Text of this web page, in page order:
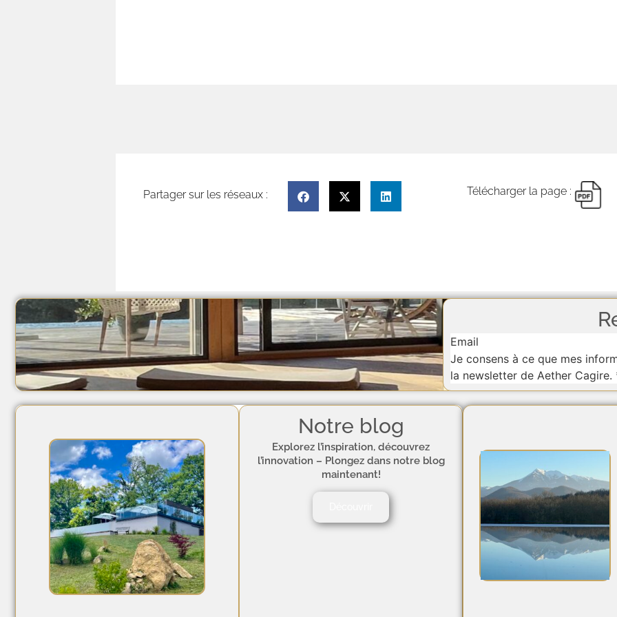
Partager sur les réseaux : Télécharger la page :
Section
Je consens à ce que mes
la newsletter de Aether Cagire.
Notre blog
Explorez l’inspiration, découvrez
l’innovation – Plongez dans notre blog
maintenant!